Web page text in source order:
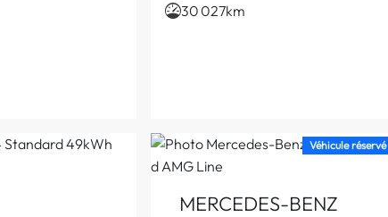
30 027km
Véhicule réservé
MERCEDES-BENZ